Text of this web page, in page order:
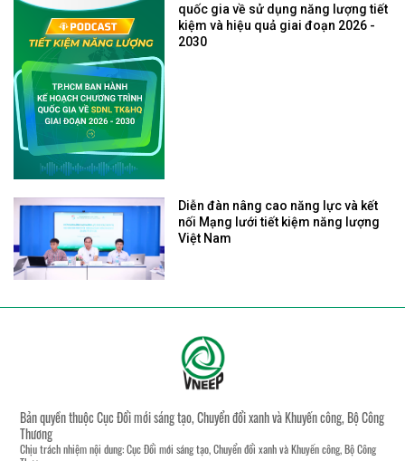
quốc gia về sử dụng năng lượng tiết
kiệm và hiệu quả giai đoạn 2026 -
2030
Diễn đàn nâng cao năng lực và kết
nối Mạng lưới tiết kiệm năng lượng
Việt Nam
Bản quyền thuộc Cục Đổi mới sáng tạo, Chuyển đổi xanh và Khuyến công, Bộ Công
Thương
Chịu trách nhiệm nội dung: Cục Đổi mới sáng tạo, Chuyển đổi xanh và Khuyến công, Bộ Công